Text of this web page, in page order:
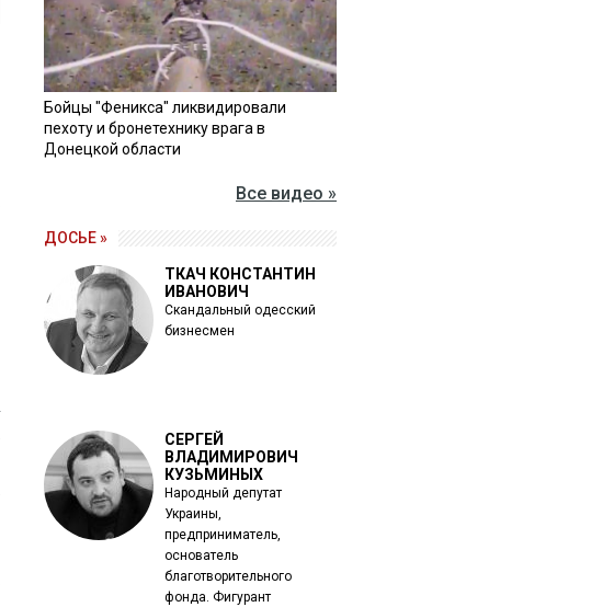
Бойцы "Феникса" ликвидировали
пехоту и бронетехнику врага в
Донецкой области
Все видео »
ДОСЬЕ »
ТКАЧ КОНСТАНТИН
ИВАНОВИЧ
Скандальный одесский
бизнесмен
СЕРГЕЙ
ВЛАДИМИРОВИЧ
КУЗЬМИНЫХ
Народный депутат
Украины,
предприниматель,
основатель
благотворительного
фонда. Фигурант